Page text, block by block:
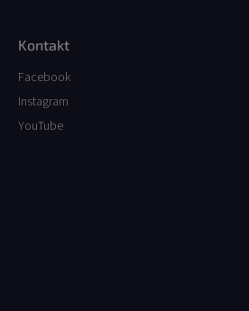
Kontakt
Facebook
Instagram
YouTube